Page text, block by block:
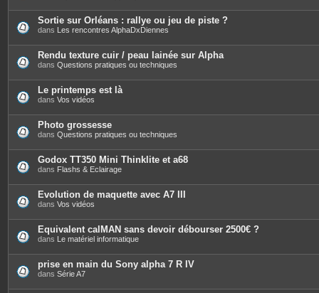
Sortie sur Orléans : rallye ou jeu de piste ?
dans Les rencontres AlphaDxDiennes
Rendu texture cuir / peau lainée sur Alpha
dans Questions pratiques ou techniques
Le printemps est là
dans Vos vidéos
Photo grossesse
dans Questions pratiques ou techniques
Godox TT350 Mini Thinklite et a68
dans Flashs & Eclairage
Evolution de maquette avec A7 III
dans Vos vidéos
Equivalent calMAN sans devoir débourser 2500€ ?
dans Le matériel informatique
prise en main du Sony alpha 7 R IV
dans Série A7